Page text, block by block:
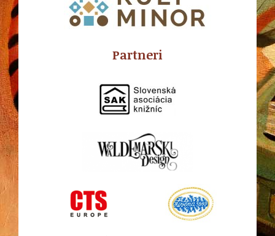
Partneri